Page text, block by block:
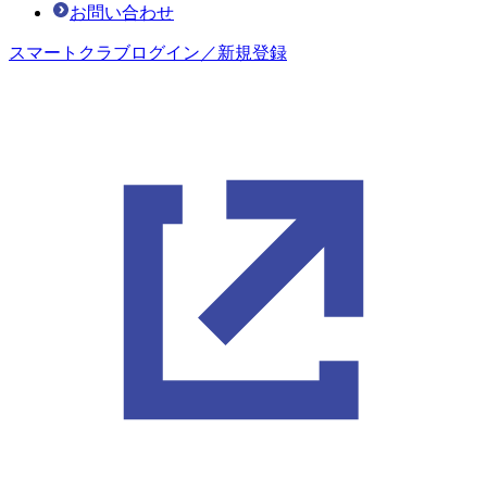
お問い合わせ
スマートクラブログイン／新規登録